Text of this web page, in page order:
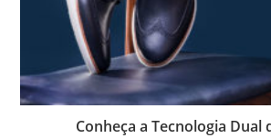
Conheça a Tecnologia Dual